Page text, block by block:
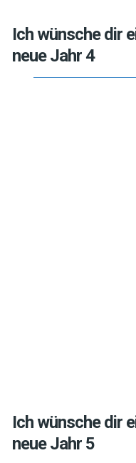
Ich wünsche dir
neue Jahr 4
Ich wünsche dir
neue Jahr 5